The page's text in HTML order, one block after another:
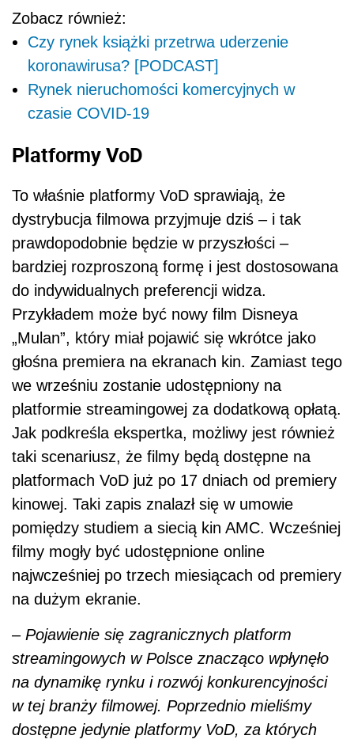
Zobacz również:
Czy rynek książki przetrwa uderzenie
koronawirusa? [PODCAST]
Rynek nieruchomości komercyjnych w
czasie COVID-19
Platformy VoD
To właśnie platformy VoD sprawiają, że
dystrybucja filmowa przyjmuje dziś – i tak
prawdopodobnie będzie w przyszłości –
bardziej rozproszoną formę i jest dostosowana
do indywidualnych preferencji widza.
Przykładem może być nowy film Disneya
„Mulan”, który miał pojawić się wkrótce jako
głośna premiera na ekranach kin. Zamiast tego
we wrześniu zostanie udostępniony na
platformie streamingowej za dodatkową opłatą.
Jak podkreśla ekspertka, możliwy jest również
taki scenariusz, że filmy będą dostępne na
platformach VoD już po 17 dniach od premiery
kinowej. Taki zapis znalazł się w umowie
pomiędzy studiem a siecią kin AMC. Wcześniej
filmy mogły być udostępnione online
najwcześniej po trzech miesiącach od premiery
na dużym ekranie.
–Pojawienie się zagranicznych platform
streamingowych w Polsce znacząco wpłynęło
na dynamikę rynku i rozwój konkurencyjności
w tej branży filmowej. Poprzednio mieliśmy
dostępne jedynie platformy VoD, za których